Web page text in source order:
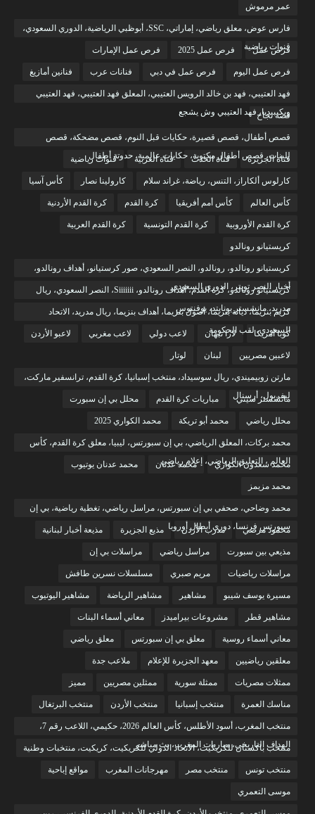
عمر مرموش
فارس عوض، معلق رياضي، إماراتي، SSC، أبوظبي الرياضية، الدوري السعودي،
قنوات رياضية
فرص عمل فرص عمل 2025 فرص عمل الإمارات
فرص عمل اليوم فرص عمل في دبي فنانات عرب فنانين أمازيغ
فهد العتيبي، فهد بن خالد الرويس العتيبي، المعلق فهد العتيبي، فهد العتيبي
ويكيبيديا، فهد العتيبي وش يشجع
قصة نجاح
قصص أطفال، قصص قصيرة، حكايات قبل النوم، قصص مضحكة، قصص
للبنات، قصص أطفال مكتوبة، حكايات عالمية، حدوتة أطفال
قناة الجزيرة قناة الحدث قناة العربية قنوات رياضية
كارلوس ألكاراز، التنس، رياضة، غراند سلام كارولينا نصار كأس آسيا
كأس العالم كأس أمم أفريقيا كرة القدم كرة القدم الأردنية
كرة القدم الأوروبية كرة القدم التونسية كرة القدم العربية
كريستيانو رونالدو
كريستيانو رونالدو، رونالدو، النصر السعودي، صور كرستيانو، أهداف رونالدو،
أخبار النصر تويتر، الدوري السعودي
كريستيانو رونالدو، كرة القدم، أهداف رونالدو، Siiiiiii، النصر السعودي، ريال
مدريد، مانشستر يونايتد، يوفنتوس
كريم بنزيما، ديانة بنزيما، أصول بنزيما، أهداف بنزيما، ريال مدريد، الاتحاد
السعودي، لقب الحكومة
كوبا أمريكا لارا نبهان لاعب دولي لاعب مغربي لاعبو الأردن
لاعبين مصريين لبنان لوتار
مارتن زوبيميندي، ريال سوسيداد، منتخب إسبانيا، كرة القدم، ترانسفير ماركت،
ليفربول، أرسنال
مانشستر سيتي مباريات كرة القدم محلل بي إن سبورت
محلل رياضي محمد أبو تريكة محمد الكواري 2025
محمد بركات، المعلق الرياضي، بي إن سبورتس، ليبيا، معلق كرة القدم، كأس
العالم ، التعليق الرياضي، إعلام رياضي
محمد سعدون الكواري محمد عدنان محمد عدنان يوتيوب
محمد مزيمز
محمد وضاحي، صحفي بي إن سبورتس، مراسل رياضي، تغطية رياضية، بي إن
سبورتس فرنسا، دوري أبطال أوروبا
محمود مرضي مدرب الأردن مذيع الجزيرة مذيعة أخبار لبنانية
مذيعي بين سبورت مراسل رياضي مراسلات بي إن
مراسلات رياضيات مريم صبري مسلسلات نسرين طافش
مسيرة يوسف شيبو مشاهير مشاهير الرياضة مشاهير اليوتيوب
مشاهير قطر مشروعات بيراميدز معاني أسماء البنات
معاني أسماء روسية معلق بي إن سبورتس معلق رياضي
معلقين رياضيين معهد الجزيرة للإعلام ملاعب جدة
ممثلات مصريات ممثلة سورية ممثلين مصريين مميز
مناسك العمرة منتخب إسبانيا منتخب الأردن منتخب البرتغال
منتخب المغرب، أسود الأطلس، كأس العالم 2026، حكيمي، اللاعب رقم 7،
الهداف التاريخي، مباريات المغرب، بث مباشر
منتخب باكستان للكريكيت، الاتحاد الدولي للكريكيت، كريكيت، منتخبات وطنية
منتخب تونس منتخب مصر مهرجانات المغرب مواقع إباحية
موسى التعمري